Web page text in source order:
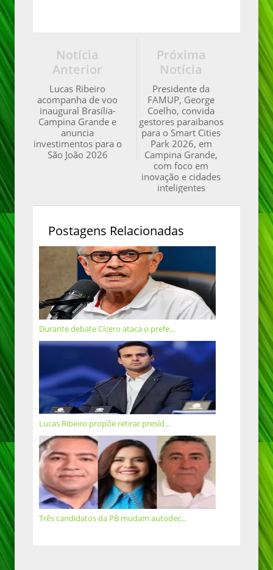
Próxima
Notícia
Presidente da
FAMUP, George
Coelho, convida
gestores paraibanos
para o Smart Cities
Park 2026, em
Campina Grande,
com foco em
inovação e cidades
inteligentes
Notícia
Anterior
Lucas Ribeiro
acompanha de voo
inaugural Brasília-
Campina Grande e
anuncia
investimentos para o
São João 2026
Postagens Relacionadas
Durante debate Cícero ataca o prefe...
Lucas Ribeiro propõe retirar presíd...
Três candidatos da PB mudam autodec...